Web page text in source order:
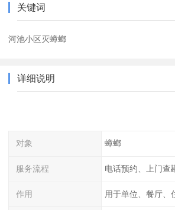
关键词
河池小区灭蟑螂
详细说明
对象 蟑螂
服务流程
作用